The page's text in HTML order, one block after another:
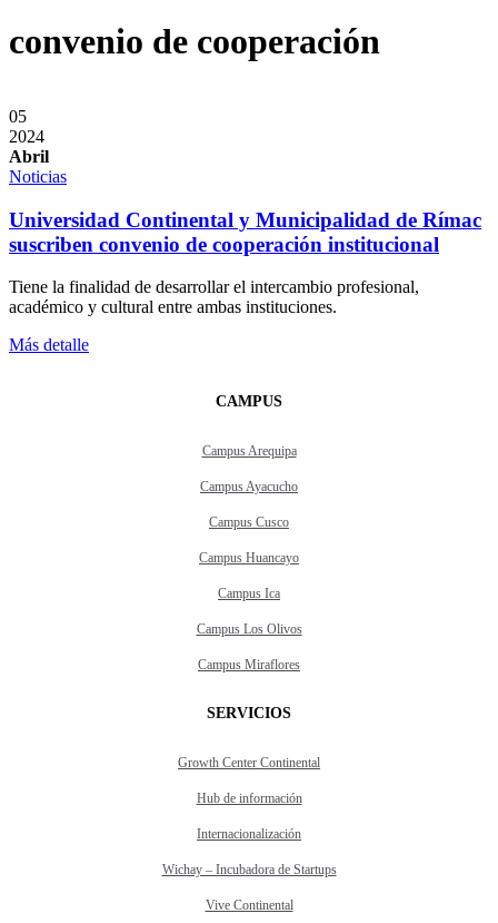
convenio de cooperación
05
2024
Abril
Noticias
Universidad Continental y Municipalidad de Rímac
suscriben convenio de cooperación institucional
Tiene la finalidad de desarrollar el intercambio profesional,
académico y cultural entre ambas instituciones.
Más detalle
CAMPUS
Campus Arequipa
Campus Ayacucho
Campus Cusco
Campus Huancayo
Campus Ica
Campus Los Olivos
Campus Miraflores
SERVICIOS
Growth Center Continental
Hub de información
Internacionalización
Wichay – Incubadora de Startups
Vive Continental